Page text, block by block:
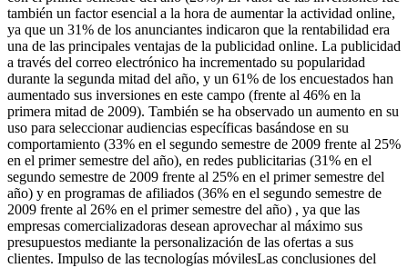
también un factor esencial a la hora de aumentar la actividad online,
ya que un 31% de los anunciantes indicaron que la rentabilidad era
una de las principales ventajas de la publicidad online. La publicidad
a través del correo electrónico ha incrementado su popularidad
durante la segunda mitad del año, y un 61% de los encuestados han
aumentado sus inversiones en este campo (frente al 46% en la
primera mitad de 2009). También se ha observado un aumento en su
uso para seleccionar audiencias específicas basándose en su
comportamiento (33% en el segundo semestre de 2009 frente al 25%
en el primer semestre del año), en redes publicitarias (31% en el
segundo semestre de 2009 frente al 25% en el primer semestre del
año) y en programas de afiliados (36% en el segundo semestre de
2009 frente al 26% en el primer semestre del año) , ya que las
empresas comercializadoras desean aprovechar al máximo sus
presupuestos mediante la personalización de las ofertas a sus
clientes. Impulso de las tecnologías móvilesLas conclusiones del